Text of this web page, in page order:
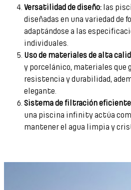
Versatilidad de diseño: las
diseñadas en una variedad de
adaptándose a las
individuales.
Uso de materiales de alta
y porcelánico, materiales que
resistencia y durabilidad,
elegante.
Sistema de filtración
una piscina infinity actúa
mantener el agua limpia y